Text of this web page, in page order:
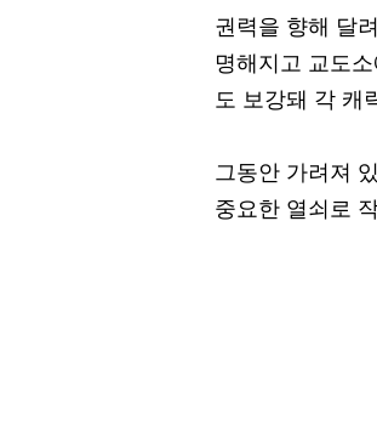
권력을 향해 달
명해지고 교도
도 보강돼 각 캐
그동안 가려져
중요한 열쇠로